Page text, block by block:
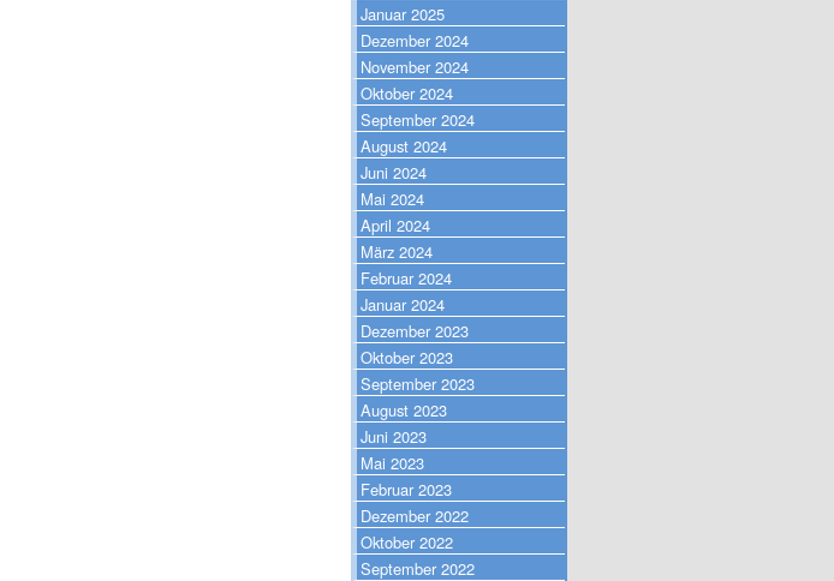
Januar 2025
Dezember 2024
November 2024
Oktober 2024
September 2024
August 2024
Juni 2024
Mai 2024
April 2024
März 2024
Februar 2024
Januar 2024
Dezember 2023
Oktober 2023
September 2023
August 2023
Juni 2023
Mai 2023
Februar 2023
Dezember 2022
Oktober 2022
September 2022